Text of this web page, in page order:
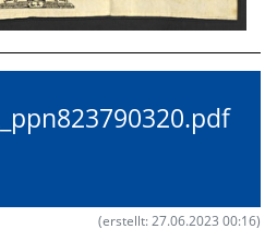
(erstellt: 27.06.2023 00:16)